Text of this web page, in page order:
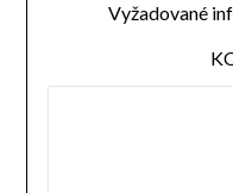
Vyžadované